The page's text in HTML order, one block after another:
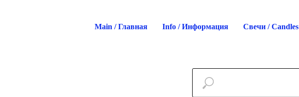
Main / Главная Info / Информация Свечи / Candles